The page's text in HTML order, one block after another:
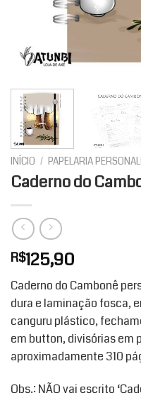
INÍCIO / PAPELARIA
Caderno do
R$125,90
Caderno do Cambonê
dura e laminação fosca,
canguru plástico,
em button, divisórias em
aproximadamente 310
Obs.: NÃO vai escrito